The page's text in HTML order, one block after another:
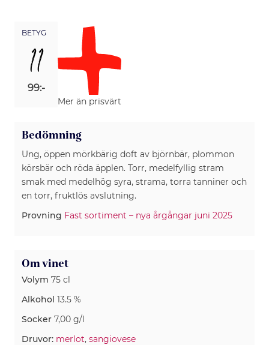
BETYG
11
99:-
Mer än prisvärt
Bedömning
Ung, öppen mörkbärig doft av björnbär, plommon
körsbär och röda äpplen. Torr, medelfyllig stram
smak med medelhög syra, strama, torra tanniner och
en torr, fruktlös avslutning.
Provning Fast sortiment – nya årgångar juni 2025
Om vinet
Volym 75 cl
Alkohol 13.5 %
Socker 7,00 g/l
Druvor: merlot, sangiovese